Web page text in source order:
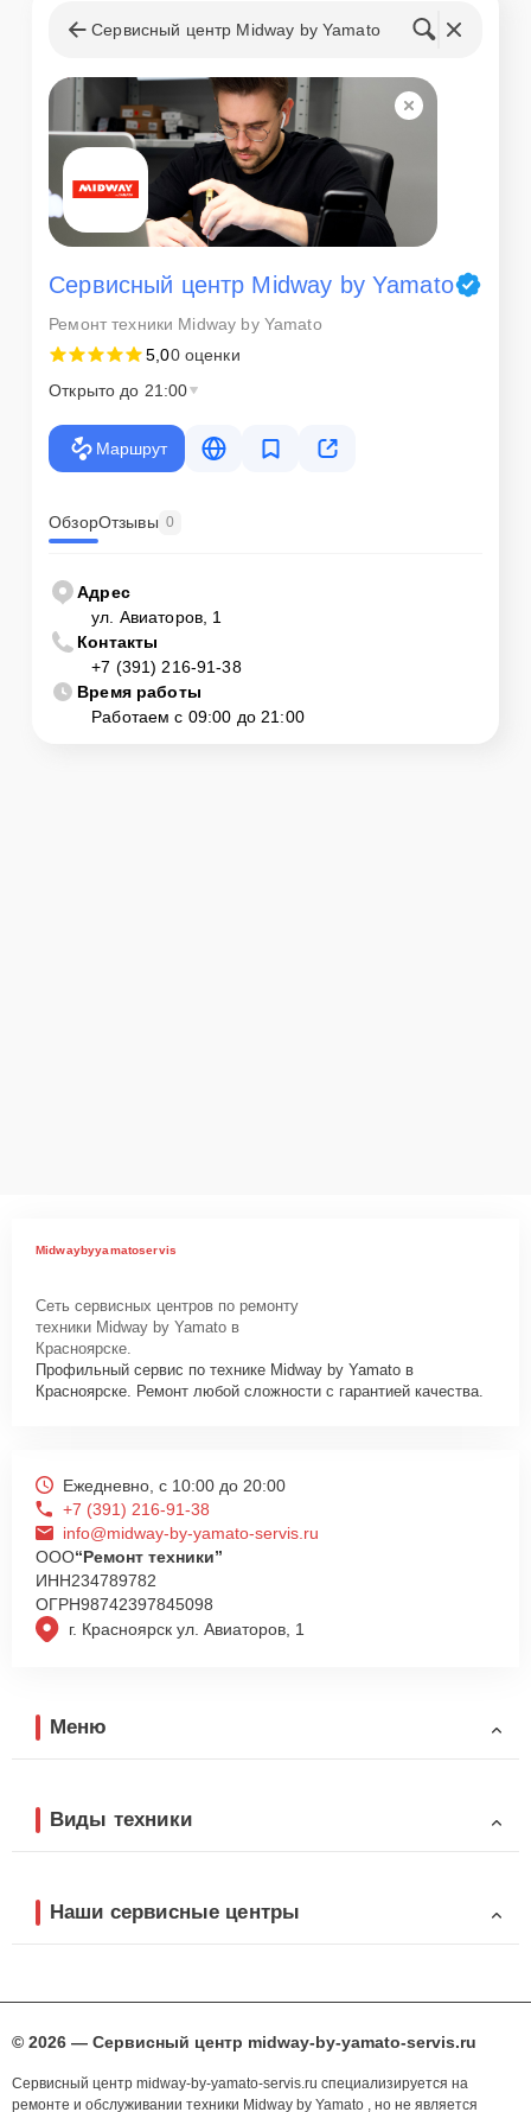
Сервисный центр Midway by Yamato
Сервисный центр Midway by Yamato
Ремонт техники Midway by Yamato
5,00 оценки
Открыто до 21:00
Маршрут
ОбзорОтзывы 0
Адрес
ул. Авиаторов, 1
Контакты
+7 (391) 216-91-38
Время работы
Работаем с 09:00 до 21:00
Midwaybyyamatoservis
Сеть сервисных центров по ремонту
техники Midway by Yamato в
Красноярске.
Профильный сервис по технике Midway by Yamato в
Красноярске. Ремонт любой сложности с гарантией качества.
г. Красноярск ул. Авиаторов, 1
Ежедневно, с 10:00 до 20:00
+7 (391) 216-91-38
info@midway-by-yamato-servis.ru
ООО“Ремонт техники”
ИНН234789782
ОГРН98742397845098
Меню
Виды техники
Наши сервисные центры
© 2026 — Сервисный центр midway-by-yamato-servis.ru
Сервисный центр midway-by-yamato-servis.ru специализируется на
ремонте и обслуживании техники Midway by Yamato , но не является